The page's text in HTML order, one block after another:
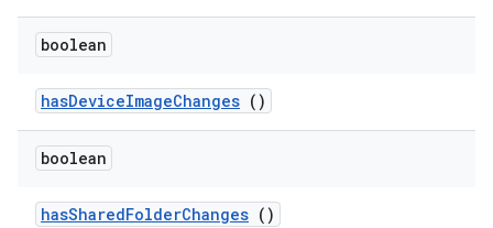
boolean
hasDeviceImageChanges ()
boolean
hasSharedFolderChanges ()